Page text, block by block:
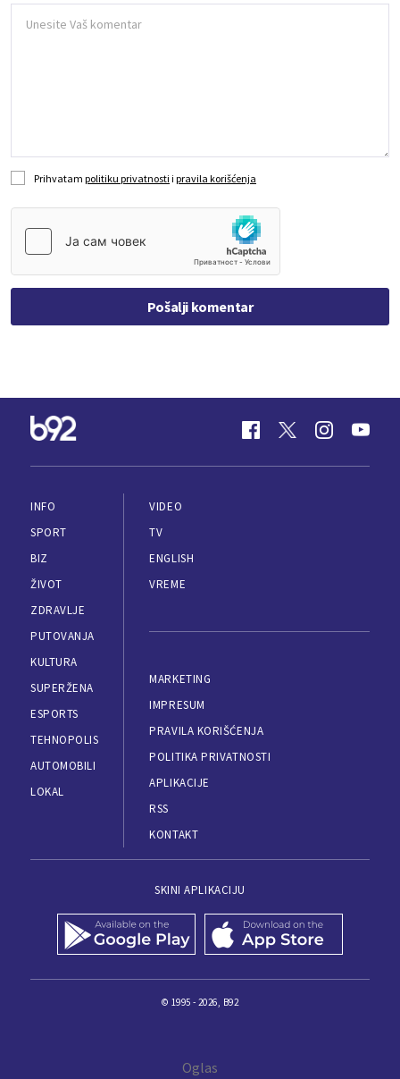
Prihvatam politiku privatnosti i pravila korišćenja
Pošalji komentar
INFO
SPORT
BIZ
ŽIVOT
ZDRAVLJE
PUTOVANJA
KULTURA
SUPERŽENA
ESPORTS
TEHNOPOLIS
AUTOMOBILI
LOKAL
VIDEO
TV
ENGLISH
VREME
MARKETING
IMPRESUM
PRAVILA KORIŠĆENJA
POLITIKA PRIVATNOSTI
APLIKACIJE
RSS
KONTAKT
SKINI APLIKACIJU
© 1995 - 2026, B92